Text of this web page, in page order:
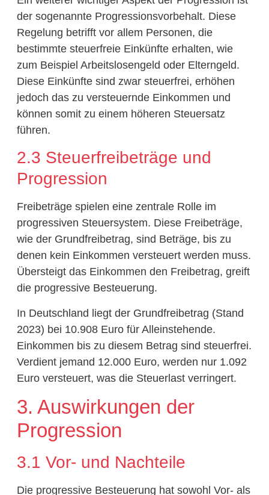
der sogenannte Progressionsvorbehalt. Diese
Regelung betrifft vor allem Personen, die
bestimmte steuerfreie Einkünfte erhalten, wie
zum Beispiel Arbeitslosengeld oder Elterngeld.
Diese Einkünfte sind zwar steuerfrei, erhöhen
jedoch das zu versteuernde Einkommen und
können somit zu einem höheren Steuersatz
führen.
2.3 Steuerfreibeträge und
Progression
Freibeträge spielen eine zentrale Rolle im
progressiven Steuersystem. Diese Freibeträge,
wie der Grundfreibetrag, sind Beträge, bis zu
denen kein Einkommen versteuert werden muss.
Übersteigt das Einkommen den Freibetrag, greift
die progressive Besteuerung.
In Deutschland liegt der Grundfreibetrag (Stand
2023) bei 10.908 Euro für Alleinstehende.
Einkommen bis zu diesem Betrag sind steuerfrei.
Verdient jemand 12.000 Euro, werden nur 1.092
Euro versteuert, was die Steuerlast verringert.
3. Auswirkungen der
Progression
3.1 Vor- und Nachteile
Die progressive Besteuerung hat sowohl Vor- als